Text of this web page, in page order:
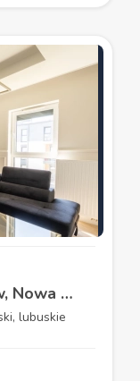
Stylowy Apartament 60 mkw, Nowa Cegielnia
lubuskie